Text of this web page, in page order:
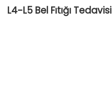
L4-L5 Bel Fıtığı Tedavisi